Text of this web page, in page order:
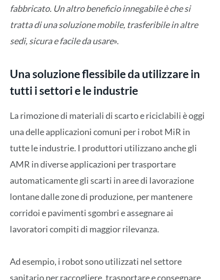
fabbricato. Un altro beneficio innegabile è che si
tratta di una soluzione mobile, trasferibile in altre
sedi, sicura e facile da usare».
Una soluzione flessibile da utilizzare in
tutti i settori e le industrie
La rimozione di materiali di scarto e riciclabili è oggi
una delle applicazioni comuni per i robot MiR in
tutte le industrie. I produttori utilizzano anche gli
AMR in diverse applicazioni per trasportare
automaticamente gli scarti in aree di lavorazione
lontane dalle zone di produzione, per mantenere
corridoi e pavimenti sgombri e assegnare ai
lavoratori compiti di maggior rilevanza.
Ad esempio, i robot sono utilizzati nel settore
sanitario per raccogliere, trasportare e consegnare